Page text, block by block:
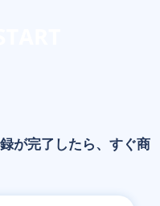
が完了したら、すぐ商